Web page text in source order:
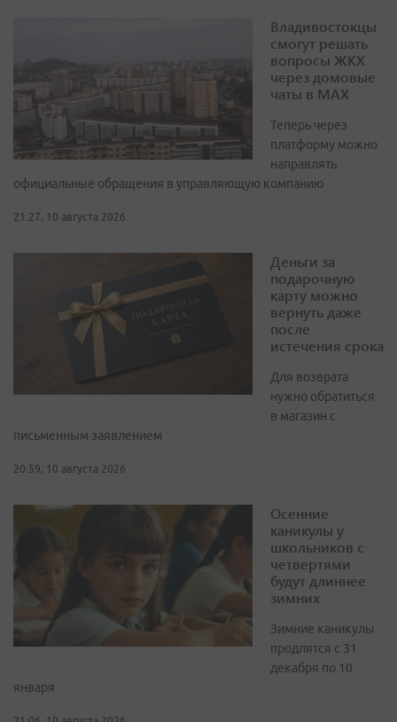
Владивостокцы
смогут решать
вопросы ЖКХ
через домовые
чаты в МАХ
Теперь через
платформу можно
направлять
официальные обращения в управляющую компанию
21:27, 10 августа 2026
Деньги за
подарочную
карту можно
вернуть даже
после
истечения срока
Для возврата
нужно обратиться
в магазин с
письменным заявлением
20:59, 10 августа 2026
Осенние
каникулы у
школьников с
четвертями
будут длиннее
зимних
Зимние каникулы
продлятся с 31
декабря по 10
января